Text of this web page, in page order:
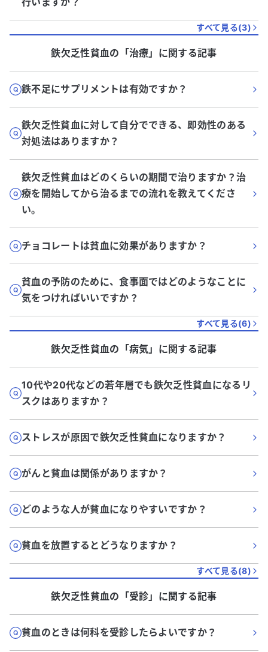
すべて見る(3)
鉄欠乏性貧血の「治療」に関する記事
鉄不足にサプリメントは有効ですか？
鉄欠乏性貧血に対して自分でできる、即効性のある
対処法はありますか？
鉄欠乏性貧血はどのくらいの期間で治りますか？治
療を開始してから治るまでの流れを教えてくださ
い。
チョコレートは貧血に効果がありますか？
貧血の予防のために、食事面ではどのようなことに
気をつければいいですか？
すべて見る(6)
鉄欠乏性貧血の「病気」に関する記事
10代や20代などの若年層でも鉄欠乏性貧血になるリ
スクはありますか？
ストレスが原因で鉄欠乏性貧血になりますか？
がんと貧血は関係がありますか？
どのような人が貧血になりやすいですか？
貧血を放置するとどうなりますか？
すべて見る(8)
鉄欠乏性貧血の「受診」に関する記事
貧血のときは何科を受診したらよいですか？